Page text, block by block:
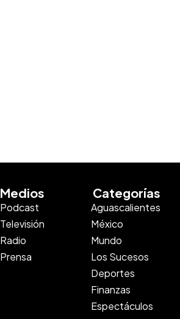
Medios
Podcast
Televisión
Radio
Prensa
Categorías
Aguascalientes
México
Mundo
Los Sucesos
Deportes
Finanzas
Espectáculos